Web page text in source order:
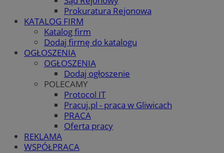
Prokuratura Rejonowa
KATALOG FIRM
Katalog firm
Dodaj firmę do katalogu
OGŁOSZENIA
OGŁOSZENIA
Dodaj ogłoszenie
POLECAMY
Protocol IT
Pracuj.pl - praca w Gliwicach
PRACA
Oferta pracy
REKLAMA
WSPÓŁPRACA